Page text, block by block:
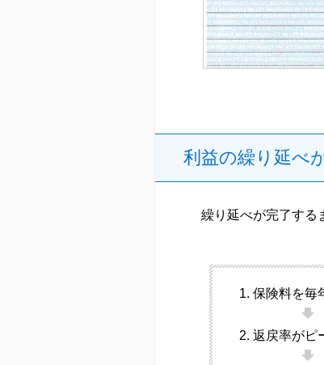
利益の繰り延べ
繰り延べが完了する
保険料を毎
返戻率がピ